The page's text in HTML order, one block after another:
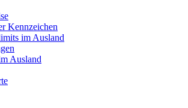
Kennzeichen
im Ausland
Ausland